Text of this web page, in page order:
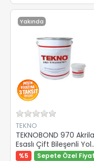
Yakında
TEKNO
TEKNOBOND 970
Esaslı Çift Bileşenli Yol
Çizgi Boyası 25/1
%5 Sepete Özel Fiyat